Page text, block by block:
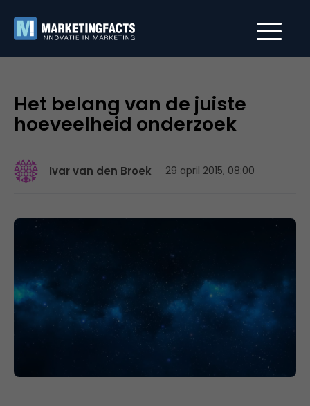
Het belang van de juiste
hoeveelheid onderzoek
Ivar van den Broek 29 april 2015, 08:00